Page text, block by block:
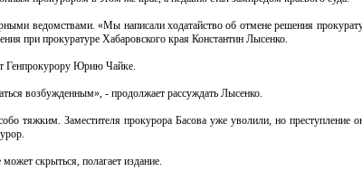
ведомствами. «Мы написали ходатайство об отмене решения
при прокуратуре Хабаровского края Константин Лысенко.
Генпрокурору Юрию Чайке.
возбужденным», - продолжает рассуждать Лысенко.
тяжким. Заместителя прокурора Басова уже уволили, но преступление
скрыться, полагает издание.